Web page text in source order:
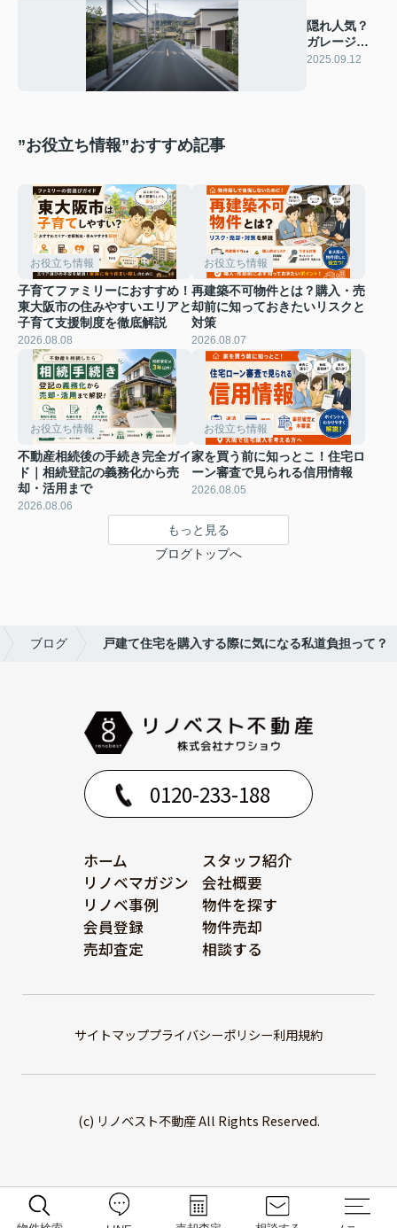
隠れ人気？
ガレージハ
ウスについ
2025.09.12
”お役立ち情報”おすすめ記事
お役立ち情報
子育てファミリーにおすすめ！
東大阪市の住みやすいエリアと
子育て支援制度を徹底解説
2026.08.08
お役立ち情報
再建築不可物件とは？購入・売
却前に知っておきたいリスクと
対策
2026.08.07
お役立ち情報
不動産相続後の手続き完全ガイ
ド｜相続登記の義務化から売
却・活用まで
2026.08.06
お役立ち情報
家を買う前に知っとこ！住宅ロ
ーン審査で見られる信用情報
2026.08.05
もっと見る
ブログトップへ
ブログ 戸建て住宅を購入する際に気になる私道負担って？
0120-233-188
ホーム
スタッフ紹介
リノベマガジン
会社概要
リノベ事例
物件を探す
会員登録
物件売却
売却査定
相談する
サイトマッププライバシーポリシー利用規約
(c) リノベスト不動産 All Rights Reserved.